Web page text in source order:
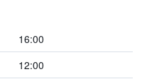
16:00
12:00